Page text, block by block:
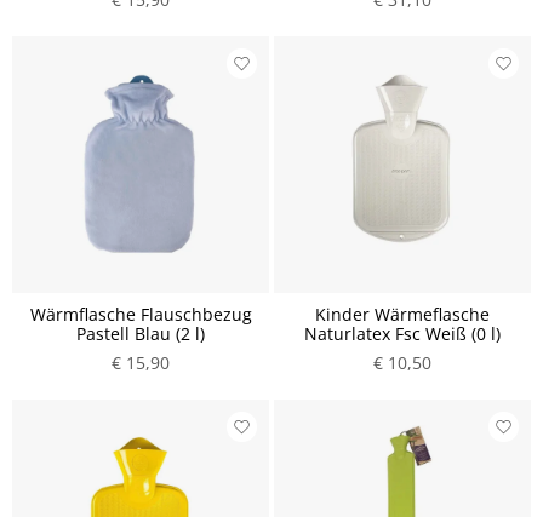
Wärmflasche Flauschbezug
Pastell Blau (2 l)
€ 15,90
Kinder Wärmeflasche
Naturlatex Fsc Weiß (0 l)
€ 10,50